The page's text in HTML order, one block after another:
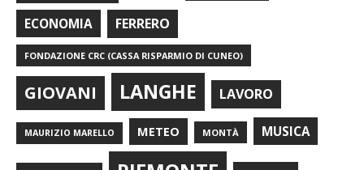
ECONOMIA FERRERO
FONDAZIONE CRC (CASSA RISPARMIO DI CUNEO)
GIOVANI LANGHE LAVORO
MAURIZIO MARELLO METEO MONTÀ MUSICA